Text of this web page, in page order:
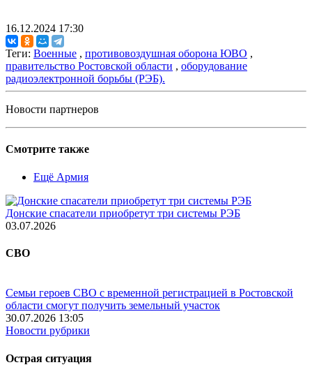
16.12.2024 17:30
Теги: Военные , противовоздушная оборона ЮВО ,
правительство Ростовской области , оборудование
радиоэлектронной борьбы (РЭБ).
Новости партнеров
Смотрите также
Ещё Армия
Донские спасатели приобретут три системы РЭБ
03.07.2026
СВО
Семьи героев СВО с временной регистрацией в Ростовской
области смогут получить земельный участок
30.07.2026 13:05
Новости рубрики
Острая ситуация